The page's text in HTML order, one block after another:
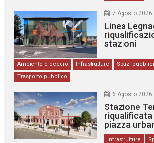
7 Agosto 2026
Linea
stazioni
Ambiente e decoro Infrastrutture
Spazi pubblici
Trasporto pubblico
6 Agosto 2026
Stazione
riqualificata
piazza
Infrastrutture